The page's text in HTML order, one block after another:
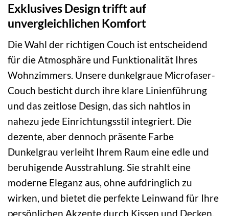
Exklusives Design trifft auf
unvergleichlichen Komfort
Die Wahl der richtigen Couch ist entscheidend
für die Atmosphäre und Funktionalität Ihres
Wohnzimmers. Unsere dunkelgraue Microfaser-
Couch besticht durch ihre klare Linienführung
und das zeitlose Design, das sich nahtlos in
nahezu jede Einrichtungsstil integriert. Die
dezente, aber dennoch präsente Farbe
Dunkelgrau verleiht Ihrem Raum eine edle und
beruhigende Ausstrahlung. Sie strahlt eine
moderne Eleganz aus, ohne aufdringlich zu
wirken, und bietet die perfekte Leinwand für Ihre
persönlichen Akzente durch Kissen und Decken.